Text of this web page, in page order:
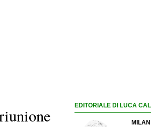
EDITORIALE DI LUCA